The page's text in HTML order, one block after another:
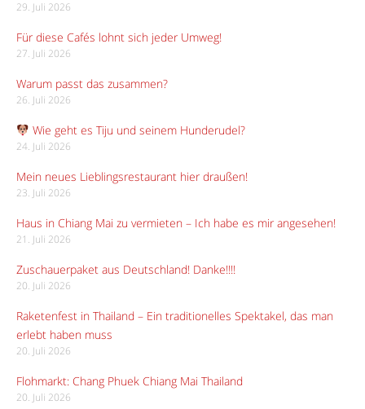
29. Juli 2026
Für diese Cafés lohnt sich jeder Umweg!
27. Juli 2026
Warum passt das zusammen?
26. Juli 2026
Wie geht es Tiju und seinem Hunderudel?
24. Juli 2026
Mein neues Lieblingsrestaurant hier draußen!
23. Juli 2026
Haus in Chiang Mai zu vermieten – Ich habe es mir angesehen!
21. Juli 2026
Zuschauerpaket aus Deutschland! Danke!!!!
20. Juli 2026
Raketenfest in Thailand – Ein traditionelles Spektakel, das man
erlebt haben muss
20. Juli 2026
Flohmarkt: Chang Phuek Chiang Mai Thailand
20. Juli 2026